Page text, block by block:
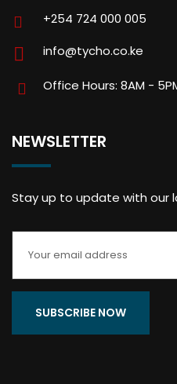
+254 724 000 005
info@tycho.co.ke
Office Hours: 8AM -
NEWSLETTER
Stay up to update with our